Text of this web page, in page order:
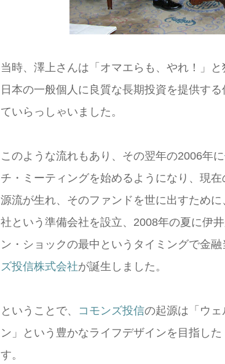
当時、澤上さんは「オマエらも、やれ！」と
日本の一般個人に良質な長期投資を提供す
ていらっしゃいました。
このような流れもあり、その翌年の2006年に
チ・ミーティングを始めるようになり、現在
源流が生れ、そのファンドを世に出すため
社という準備会社を設立、2008年の夏に伊
ン・ショックの最中というタイミングで金
ズ投信株式会社が誕生しました。
ということで、 コモンズ投信の起源は「ウェ
ン」という豊かなライフデザインを目指し
す。